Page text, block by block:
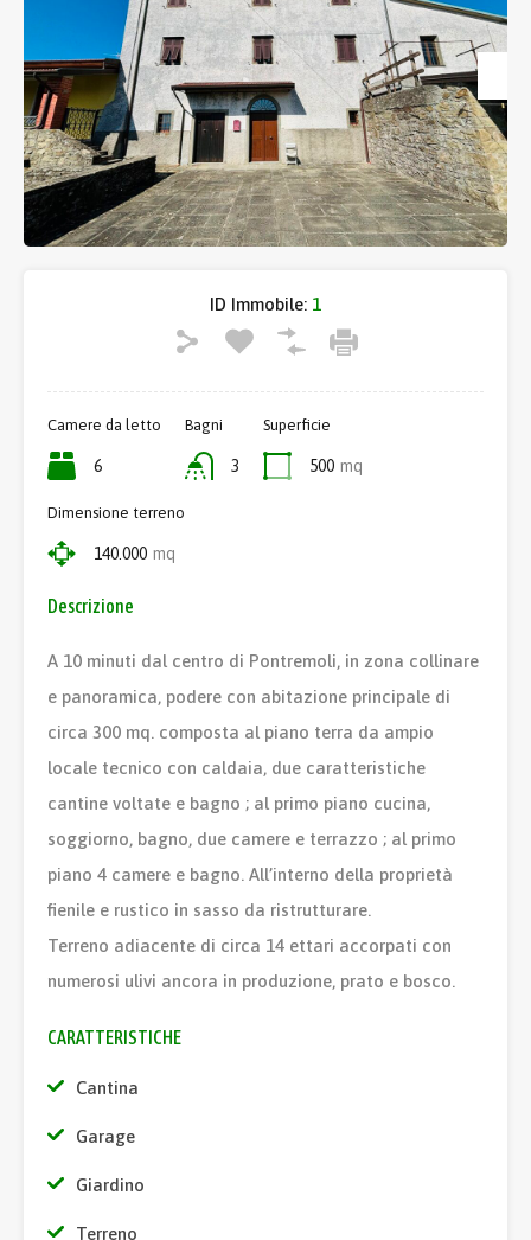
ID Immobile: 1
Camere da letto
6
Bagni
3
Superficie
500 mq
Dimensione terreno
140.000 mq
Descrizione
A 10 minuti dal centro di Pontremoli, in zona collinare
e panoramica, podere con abitazione principale di
circa 300 mq. composta al piano terra da ampio
locale tecnico con caldaia, due caratteristiche
cantine voltate e bagno ; al primo piano cucina,
soggiorno, bagno, due camere e terrazzo ; al primo
piano 4 camere e bagno. All’interno della proprietà
fienile e rustico in sasso da ristrutturare.
Terreno adiacente di circa 14 ettari accorpati con
numerosi ulivi ancora in produzione, prato e bosco.
CARATTERISTICHE
Cantina
Garage
Giardino
Terreno